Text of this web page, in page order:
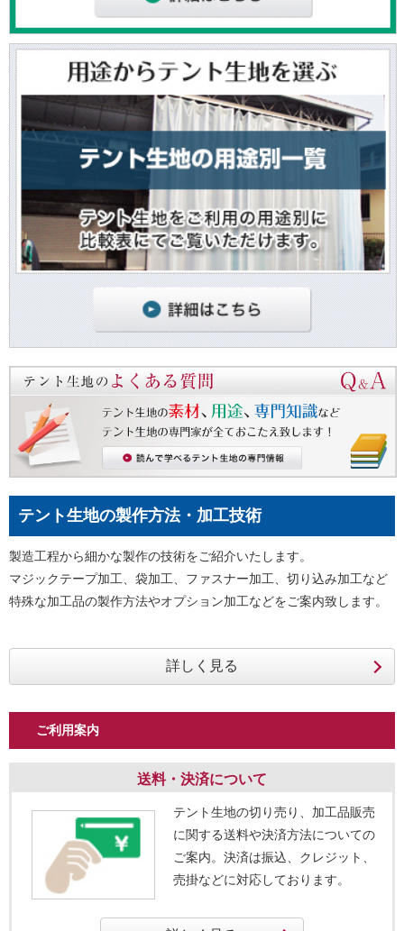
テント生地の製作方法・加工技術
製造工程から細かな製作の技術をご紹介いたします。
マジックテープ加工、袋加工、ファスナー加工、切り込み加工など
特殊な加工品の製作方法やオプション加工などをご案内致します。
ご利用案内
送料・決済について
テント生地の切り売り、加工品販売
に関する送料や決済方法についての
ご案内。決済は振込、クレジット、
売掛などに対応しております。